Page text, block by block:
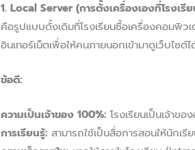
1. Local Server (การตั้งเครื่องเองที่โรงเรี
คือรูปแบบดั้งเดิมที่โรงเรียนซื้อเครื่องคอมพิ
อินเทอร์เน็ตเพื่อให้คนภายนอกเข้ามาดูเว็บไซต์ไ
ข้อดี:
ความเป็นเจ้าของ 100%: โรงเรียนเป็นเจ้าข
การเรียนรู้: สามารถใช้เป็นสื่อการสอนให้นักเ